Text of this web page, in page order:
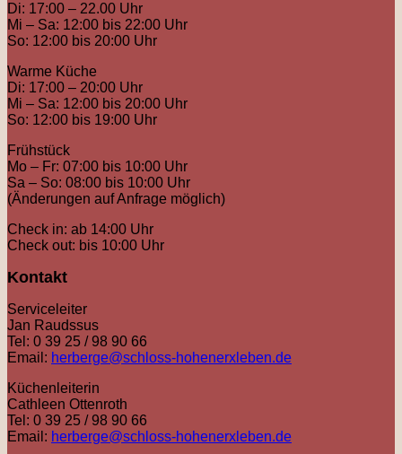
Di: 17:00 – 22.00 Uhr
Mi – Sa: 12:00 bis 22:00 Uhr
So: 12:00 bis 20:00 Uhr
Warme Küche
Di: 17:00 – 20:00 Uhr
Mi – Sa: 12:00 bis 20:00 Uhr
So: 12:00 bis 19:00 Uhr
Frühstück
Mo – Fr: 07:00 bis 10:00 Uhr
Sa – So: 08:00 bis 10:00 Uhr
(Änderungen auf Anfrage möglich)
Check in: ab 14:00 Uhr
Check out: bis 10:00 Uhr
Kontakt
Serviceleiter
Jan Raudssus
Tel: 0 39 25 / 98 90 66
Email: herberge@schloss-hohenerxleben.de
Küchenleiterin
Cathleen Ottenroth
Tel: 0 39 25 / 98 90 66
Email: herberge@schloss-hohenerxleben.de